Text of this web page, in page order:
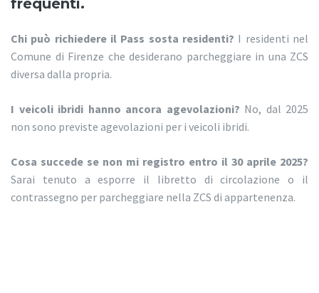
frequenti.
Chi può richiedere il Pass sosta residenti? I residenti nel
Comune di Firenze che desiderano parcheggiare in una ZCS
diversa dalla propria.
I veicoli ibridi hanno ancora agevolazioni? No, dal 2025
non sono previste agevolazioni per i veicoli ibridi.
Cosa succede se non mi registro entro il 30 aprile 2025?
Sarai tenuto a esporre il libretto di circolazione o il
contrassegno per parcheggiare nella ZCS di appartenenza.